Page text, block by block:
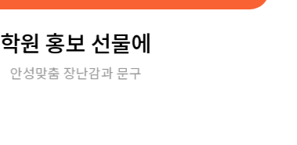
학원 홍보 선물에
안성맞춤 장난감과 문구